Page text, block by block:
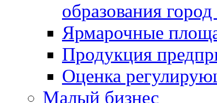
образования
Ярмарочные
Продукция
Оценка
Малый бизнес